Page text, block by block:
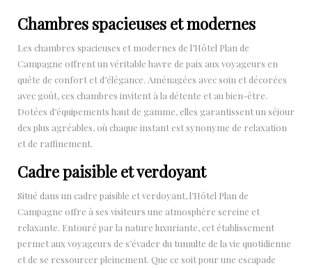
Chambres spacieuses et modernes
Les chambres spacieuses et modernes de l’Hôtel Plan de
Campagne offrent un véritable havre de paix aux voyageurs en
quête de confort et d’élégance. Aménagées avec soin et décorées
avec goût, ces chambres invitent à la détente et au bien-être.
Dotées d’équipements haut de gamme, elles garantissent un séjour
des plus agréables, où chaque instant est synonyme de relaxation
et de raffinement.
Cadre paisible et verdoyant
Situé dans un cadre paisible et verdoyant, l’Hôtel Plan de
Campagne offre à ses visiteurs une atmosphère sereine et
relaxante. Entouré par la nature luxuriante, cet établissement
permet aux voyageurs de s’évader du tumulte de la vie quotidienne
et de se ressourcer pleinement. Que ce soit pour une escapade